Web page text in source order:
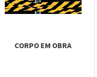
CORPO EM OBRA